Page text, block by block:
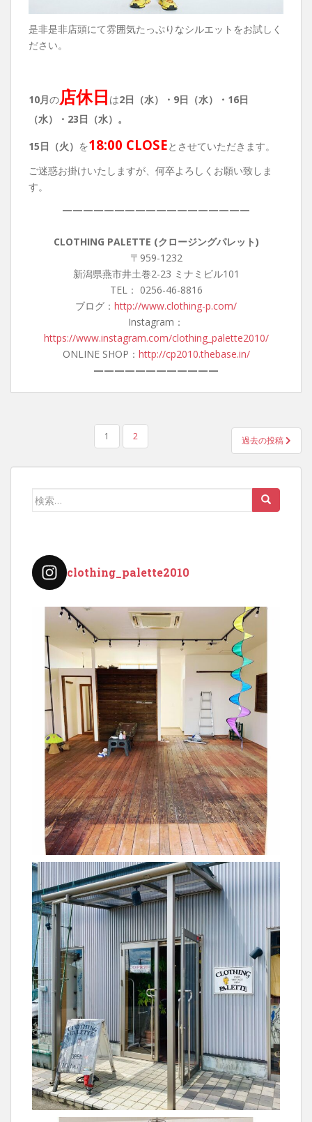
是非是非店頭にて雰囲気たっぷりなシルエットをお試しく
ださい。
10月の店休日 は2日（水）・9日（水）・16日
（水）・23日（水）。
15日（火） を18:00 CLOSEとさせていただきます。
ご迷惑お掛けいたしますが、何卒よろしくお願い致しま
す。
——————————————————
CLOTHING PALETTE (クロージングパレット)
〒959-1232
新潟県燕市井土巻2-23 ミナミビル101
TEL： 0256-46-8816
ブログ： http://www.clothing-p.com/
Instagram：
https://www.instagram.com/clothing_palette2010/
ONLINE SHOP： http://cp2010.thebase.in/
————————————
の
1 2 過去の投稿
検
clothing_palette2010